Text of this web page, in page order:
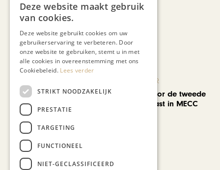
Recent nieuws
KUNST & CULTUUR
EuropArtFair voor de tweede
keer op rij te gast in MECC
Deze website maakt gebruik
van cookies.
Deze website gebruikt cookies om uw
gebruikerservaring te verbeteren. Door
onze website te gebruiken, stemt u in met
alle cookies in overeenstemming met ons
Cookiebeleid. Lees verder
STRIKT NOODZAKELIJK
PRESTATIE
TARGETING
FUNCTIONEEL
NIET-GECLASSIFICEERD